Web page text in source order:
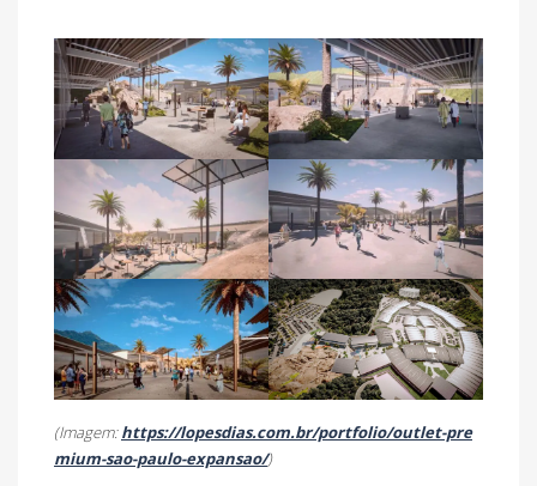
(Imagem:https://lopesdias.com.br/portfolio/outlet-pre
mium-sao-paulo-expansao/)